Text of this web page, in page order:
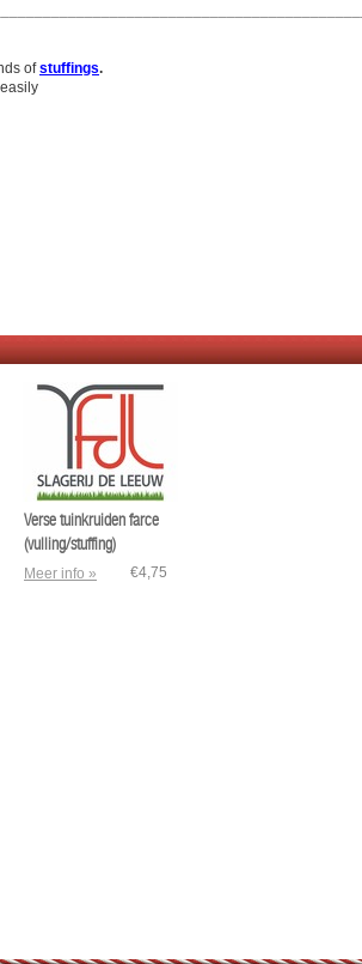
of stuffings.
Verse tuinkruiden farce
(vulling/stuffing)
Meer info » €4,75